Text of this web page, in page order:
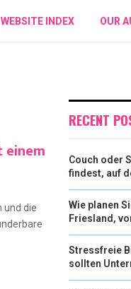
WEBSITE INDEX OUR
einem
und die
RECENT
Couch oder
findest, auf
Wie planen
Friesland,
Stressfreie
sollten